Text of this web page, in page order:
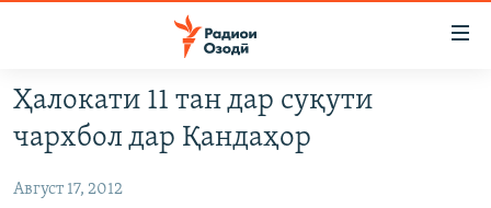
Ҷаҳиш
ба
мояи
Ҷаҳиш
ГӮШАҲО
СИЁСАТ
ИҚТИСОД
ГАПИ ОЗОД
РӮЗГОРИ МУҲОҶИР
Ҳалокати 11 тан дар суқути
чархбол дар Қандаҳор
Август 17, 2012